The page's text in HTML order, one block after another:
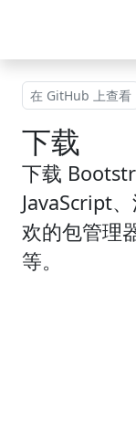
在 GitHub 上查看
下载
下载
JavaScript
欢的包管理
等。